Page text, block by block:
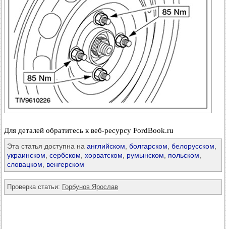
Для деталей обратитесь к веб-ресурсу FordBook.ru
Эта статья доступна на английском болгарском белорусском
украинском сербском хорватском румынском польском
словацком
венгерском
Проверка статьи: Горбунов Ярослав